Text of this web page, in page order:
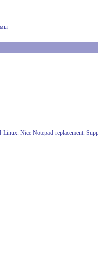
Nice Notepad replacement.